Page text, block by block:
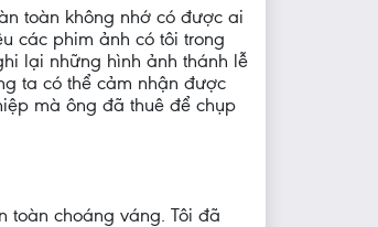
toàn không nhớ có được ai
các phim ảnh có tôi trong
lại những hình ảnh thánh lễ
ta có thể cảm nhận được
mà ông đã thuê để chụp
toàn choáng váng. Tôi đã